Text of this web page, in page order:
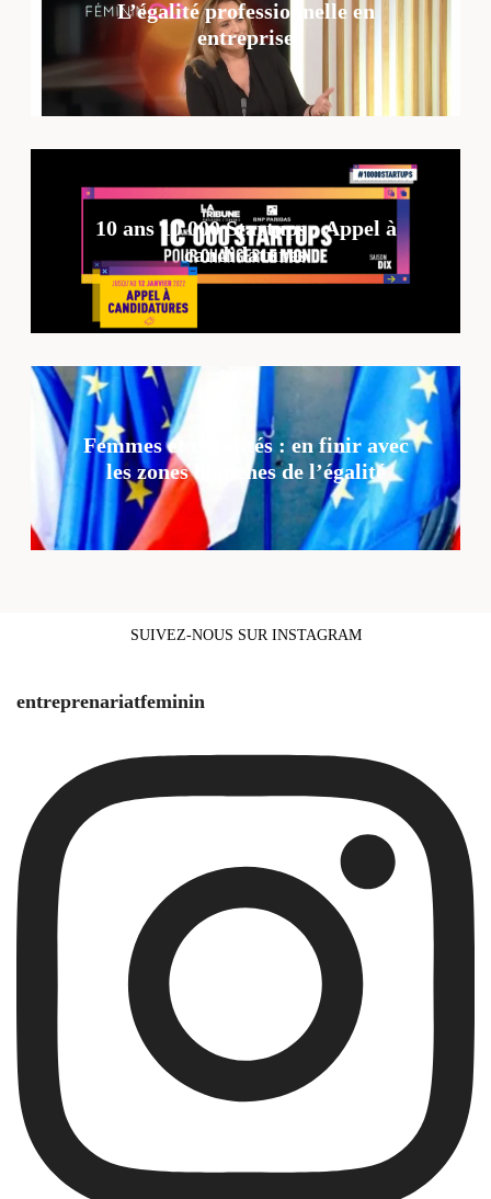
L’égalité professionnelle en
entreprise
10 ans 10 000 Startups : Appel à
candidatures
Femmes et ruralités : en finir avec
les zones blanches de l’égalité
SUIVEZ-NOUS SUR INSTAGRAM
entreprenariatfeminin